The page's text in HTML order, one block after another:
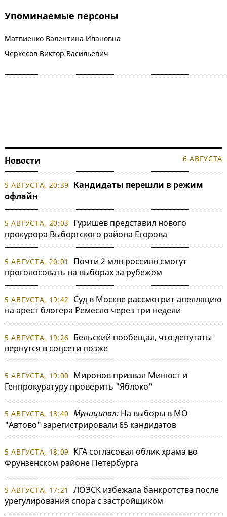
Упоминаемые персоны
Матвиенко Валентина Ивановна
Черкесов Виктор Васильевич
Новости 6 АВГУСТА
5 АВГУСТА, 20:39
Кандидаты перешли в режим
офлайн
5 АВГУСТА, 20:03
Гуришев представил нового
прокурора Выборгского района Егорова
5 АВГУСТА, 20:01
Почти 2 млн россиян смогут
проголосовать на выборах за рубежом
5 АВГУСТА, 19:42
Суд в Москве рассмотрит апелляцию
на арест блогера Ремесло через три недели
5 АВГУСТА, 19:26
Бельский пообещал, что депутаты
вернутся в соцсети позже
5 АВГУСТА, 19:00
Миронов призвал Минюст и
Генпрокуратуру проверить "Яблоко"
5 АВГУСТА, 18:40 Муниципал: На выборы в МО
"Автово" зарегистрировали 65 кандидатов
5 АВГУСТА, 18:09
КГА согласовал облик храма во
Фрунзенском районе Петербурга
5 АВГУСТА, 17:21
ЛОЭСК избежала банкротства после
урегулирования спора с застройщиком